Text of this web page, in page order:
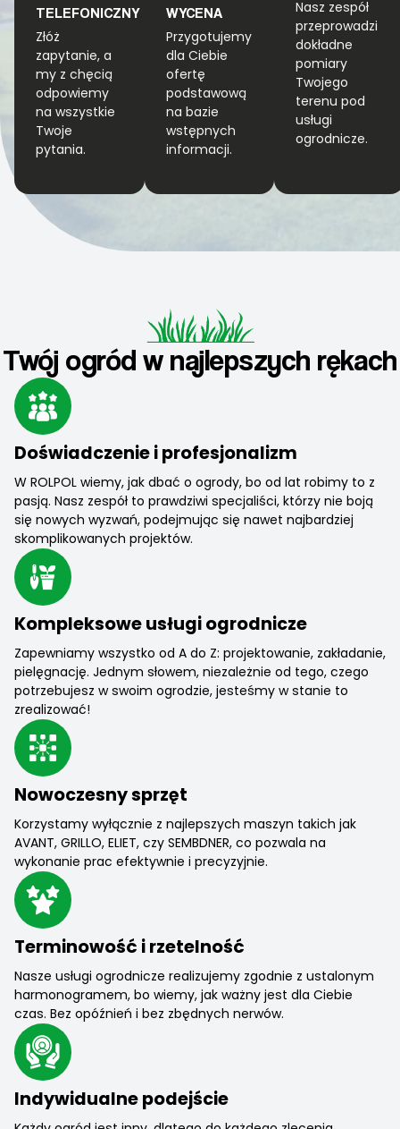
TELEFONICZNY
Złóż
zapytanie, a
my z chęcią
odpowiemy
na wszystkie
Twoje
pytania.
WYCENA
Przygotujemy
dla Ciebie
ofertę
podstawową
na bazie
wstępnych
informacji.
Nasz zespół
przeprowadzi
dokładne
pomiary
Twojego
terenu pod
usługi
ogrodnicze.
Twój ogród w najlepszych rękach
Doświadczenie i profesjonalizm
W ROLPOL wiemy, jak dbać o ogrody, bo od lat robimy to z
pasją. Nasz zespół to prawdziwi specjaliści, którzy nie boją
się nowych wyzwań, podejmując się nawet najbardziej
skomplikowanych projektów.
Kompleksowe usługi ogrodnicze
Zapewniamy wszystko od A do Z: projektowanie, zakładanie,
pielęgnację. Jednym słowem, niezależnie od tego, czego
potrzebujesz w swoim ogrodzie, jesteśmy w stanie to
zrealizować!
Nowoczesny sprzęt
Korzystamy wyłącznie z najlepszych maszyn takich jak
AVANT, GRILLO, ELIET, czy SEMBDNER, co pozwala na
wykonanie prac efektywnie i precyzyjnie.
Terminowość i rzetelność
Nasze usługi ogrodnicze realizujemy zgodnie z ustalonym
harmonogramem, bo wiemy, jak ważny jest dla Ciebie
czas. Bez opóźnień i bez zbędnych nerwów.
Indywidualne podejście